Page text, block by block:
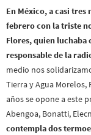
En México, a casi tres
febrero con la triste
Flores, quien
responsable de la
medio nos
Tierra y Agua Morelos,
años se opone a este
Abengoa, Bonatti,
contempla dos